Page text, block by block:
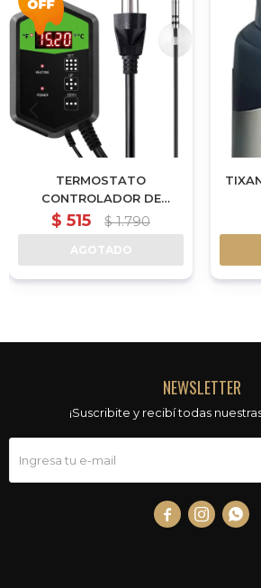
TERMOSTATO
CONTROLADOR DE
MANTA TERMICA
$ 515 $ 1.790
AGOTADO
NEWSLETTER
¡Suscribite y recibí todas
  